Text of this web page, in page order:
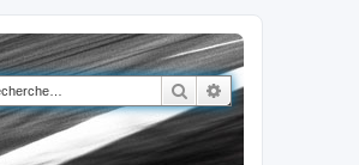
RechercherRecherche